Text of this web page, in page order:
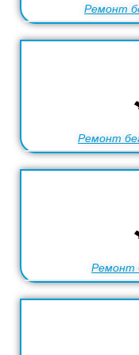
Ремонт
Ремонт
Ремонт